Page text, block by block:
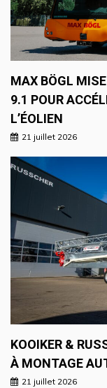
MAX BÖGL
9.1 POUR
L’ÉOLIEN
21 juillet 2026
KOOIKER &
À MONTAGE
21 juillet 2026